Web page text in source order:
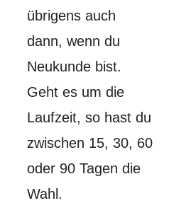
übrigens auch
dann, wenn du
Neukunde bist.
Geht es um die
Laufzeit, so hast du
zwischen 15, 30, 60
oder 90 Tagen die
Wahl.